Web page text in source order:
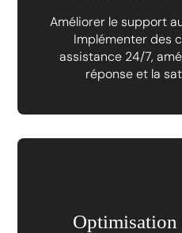
Améliorer le support
Implémenter des
assistance 24/7,
réponse et la
Optimisation